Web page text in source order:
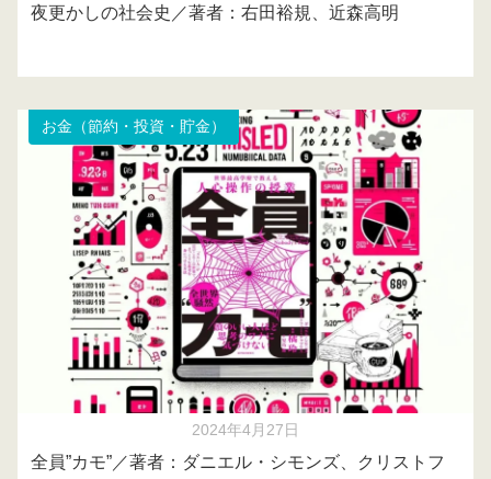
夜更かしの社会史／著者：右田裕規、近森高明
お金（節約・投資・貯金）
2024年4月27日
全員”カモ”／著者：ダニエル・シモンズ、クリストフ